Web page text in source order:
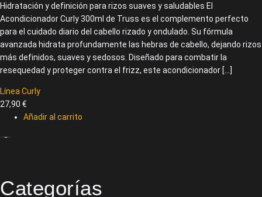
Hidratación y definición para rizos suaves y saludables El
Acondicionador Curly 300ml de Truss es el complemento perfecto
para el cuidado diario del cabello rizado y ondulado. Su fórmula
avanzada hidrata profundamente las hebras de cabello, dejando rizos
más definidos, suaves y sedosos. Diseñado para combatir la
resequedad y proteger contra el frizz, este acondicionador […]
Línea Curly
27,90€
Añadir al carrito
Categorías